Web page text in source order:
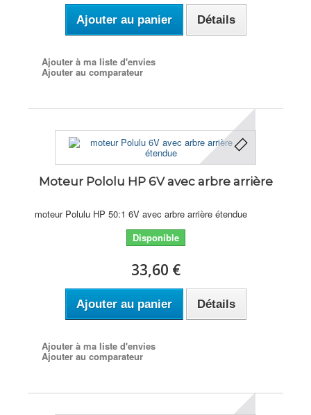
Ajouter au panier Détails
Ajouter à ma liste d'envies
Ajouter au comparateur
Moteur Pololu HP 6V avec arbre arrière
moteur Polulu HP 50:1 6V avec arbre arrière étendue
Disponible
33,60 €
Ajouter au panier Détails
Ajouter à ma liste d'envies
Ajouter au comparateur